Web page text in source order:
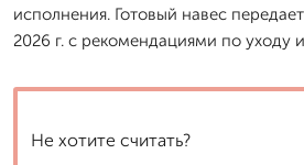
исполнения. Готовый навес
2026 г. с рекомендациями по уходу
Не хотите считать?